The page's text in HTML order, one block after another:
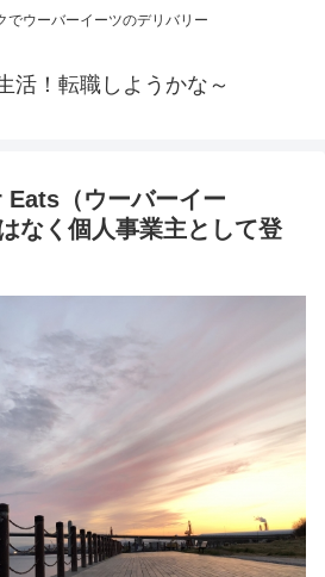
でウーバーイーツのデリバリー
活！転職しようかな～
Eats（ウーバーイー
なく個人事業主として登